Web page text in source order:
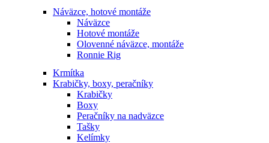
Náväzce, hotové montáže
Náväzce
Hotové montáže
Olovenné náväzce, montáže
Ronnie Rig
Krmítka
Krabičky, boxy, peračníky
Krabičky
Boxy
Peračníky na nadväzce
Tašky
Kelímky